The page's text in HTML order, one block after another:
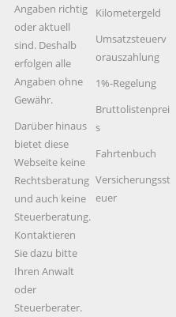
Angaben richtig
oder aktuell
sind. Deshalb
erfolgen alle
Angaben ohne
Gewähr.
Darüber hinaus
bietet diese
Webseite keine
Rechtsberatung
und auch keine
Steuerberatung.
Kontaktieren
Sie dazu bitte
Ihren Anwalt
oder
Steuerberater.
Kilometergeld
Umsatzsteuerv
orauszahlung
1%-Regelung
Bruttolistenprei
s
Fahrtenbuch
Versicherungsst
euer